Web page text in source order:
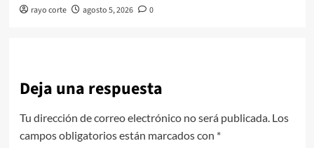
rayo corte agosto 5, 2026 0
Deja una respuesta
Tu dirección de correo electrónico no será publicada. Los
campos obligatorios están marcados con *